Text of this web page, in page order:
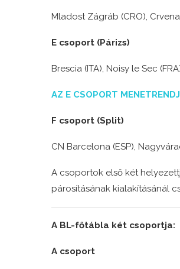
Mladost Zágráb (CRO),
E csoport (Párizs)
Brescia (ITA), Noisy le Sec
AZ E CSOPORT
F csoport (Split)
CN Barcelona (ESP),
A csoportok első két
párosításának kialakításánál
A BL-főtábla két csoportja:
A csoport